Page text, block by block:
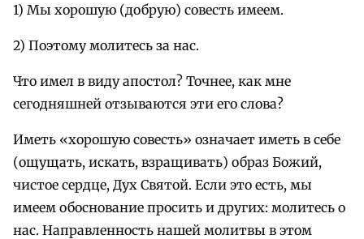
1) Мы хорошую (добрую) совесть имеем.
2) Поэтому молитесь за нас.
Что имел в виду апостол? Точнее, как мне
сегодняшней отзываются эти его слова?
Иметь «хорошую совесть» означает иметь в себе
(ощущать, искать, взращивать) образ Божий,
чистое сердце, Дух Святой. Если это есть, мы
имеем обоснование просить и других: молитесь о
нас. Направленность нашей молитвы в этом